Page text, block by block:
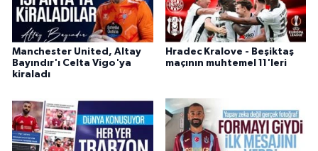
Manchester United, Altay
Bayındır'ı Celta Vigo'ya
kiraladı
Hradec Kralove - Beşiktaş
maçının muhtemel 11'leri